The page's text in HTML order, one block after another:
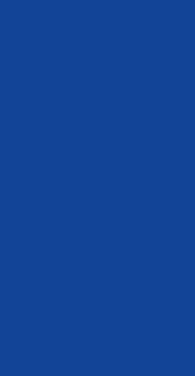
صفحه اختصاصی